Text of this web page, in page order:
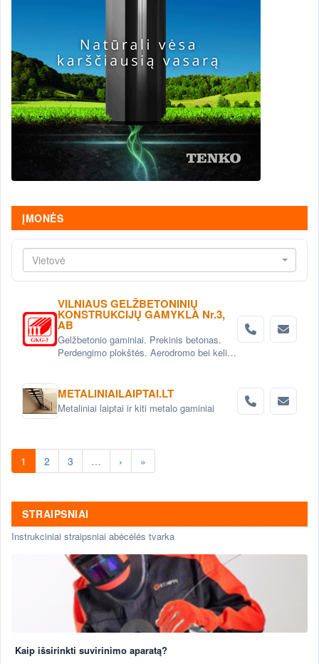
ĮMONĖS
Vietovė
VILNIAUS GELŽBETONINIŲ
KONSTRUKCIJŲ GAMYKLA Nr.3,
AB
Gelžbetonio gaminiai. Prekinis betonas.
Perdengimo plokštės. Aerodromo bei kelio
METALINIAILAIPTAI.LT
Metaliniai laiptai ir kiti metalo gaminiai
1 2 3 … › »
STRAIPSNIAI
Instrukciniai straipsniai abėcėlės tvarka
Kaip išsirinkti suvirinimo aparatą?